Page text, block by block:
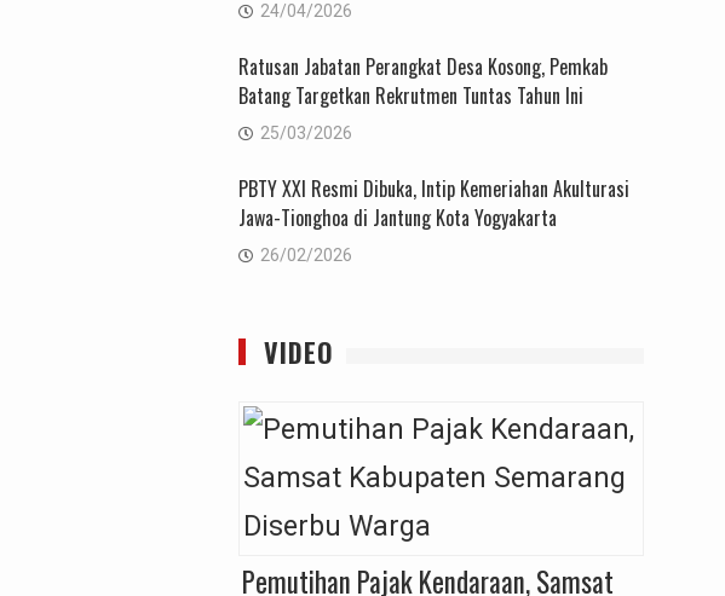
24/04/2026
Ratusan Jabatan Perangkat Desa Kosong, Pemkab
Batang Targetkan Rekrutmen Tuntas Tahun Ini
25/03/2026
PBTY XXI Resmi Dibuka, Intip Kemeriahan Akulturasi
Jawa-Tionghoa di Jantung Kota Yogyakarta
26/02/2026
VIDEO
Pemutihan Pajak Kendaraan, Samsat